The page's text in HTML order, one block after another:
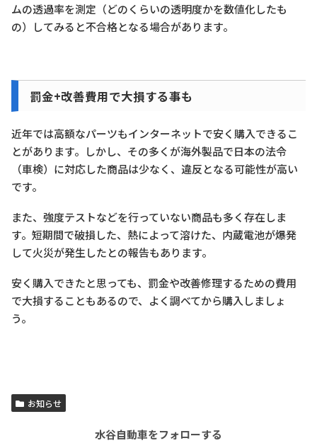
ムの透過率を測定（どのくらいの透明度かを数値化したも
の）してみると不合格となる場合があります。
罰金+改善費用で大損する事も
近年では高額なパーツもインターネットで安く購入できるこ
とがあります。しかし、その多くが海外製品で日本の法令
（車検）に対応した商品は少なく、違反となる可能性が高い
です。
また、強度テストなどを行っていない商品も多く存在しま
す。短期間で破損した、熱によって溶けた、内蔵電池が爆発
して火災が発生したとの報告もあります。
安く購入できたと思っても、罰金や改善修理するための費用
で大損することもあるので、よく調べてから購入しましょ
う。
お知らせ
水谷自動車をフォローする